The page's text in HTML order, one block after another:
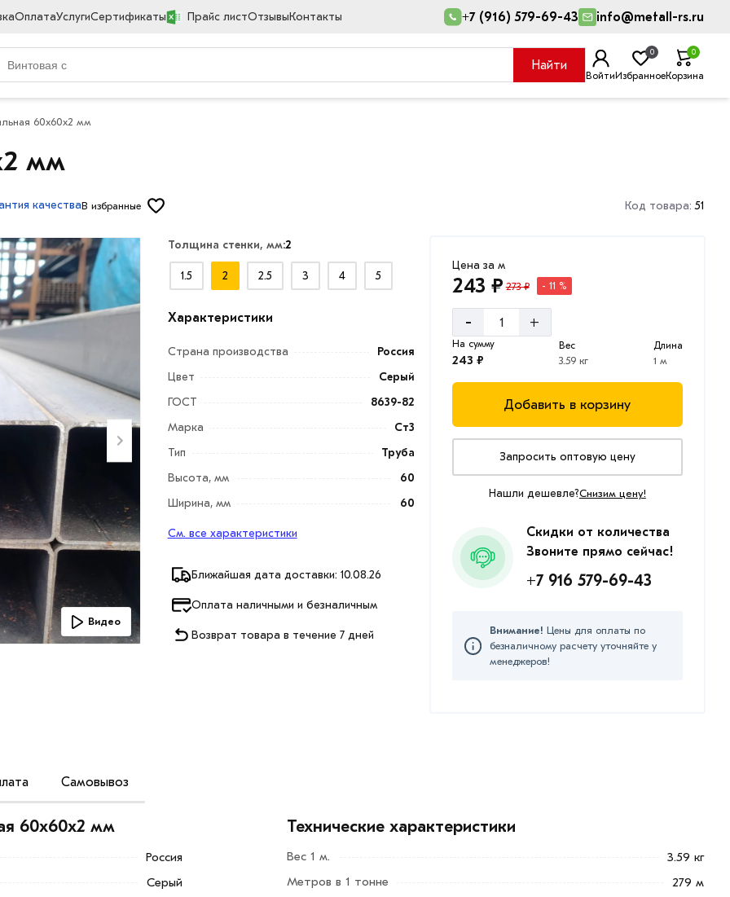
ОплатаУслугиСертификаты Прайс листОтзывыКонтакты +7 (916) 579-69-43 info@metall-rs.ru
Найти
ВойтиИзбранное
0
Корзина
0
60х60х2 мм
мм
качестваВ избранные Код товара: 51
Видео
Толщина стенки, мм:2
1.5 2 2.5 3 4 5
Характеристики
Страна производства
Россия
Цвет
Серый
ГОСТ
8639-82
Марка
Ст3
Тип
Труба
Высота, мм
60
Ширина, мм
60
См. все характеристики
Ближайшая дата доставки: 10.08.26
Оплата наличными и безналичным
Возврат товара в течение 7 дней
Цена за м
243 ₽ 273 ₽ - 11 %
- +
На сумму
243 ₽
Вес
3.59 кг
Длина
1 м
Добавить в корзину
Запросить оптовую цену
Нашли дешевле?Снизим цену!
Скидки от количества
Звоните прямо сейчас!
+7 916 579-69-43
Внимание! Цены для оплаты по
безналичному расчету уточняйте у
менеджеров!
Самовывоз
конструкционного назначения.
технологии.
любую металлическую
при ремонтных работах
60х60х2 мм
Россия
Серый
Технические характеристики
Вес 1 м.
3.59 кг
Метров в 1 тонне
279 м